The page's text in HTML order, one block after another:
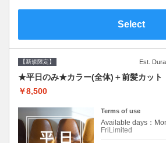
Select
【新規限定】 Est.
★平日のみ★カラー(全体)＋前髪カット
￥8,500
Terms of use
Available days：
FriLimited